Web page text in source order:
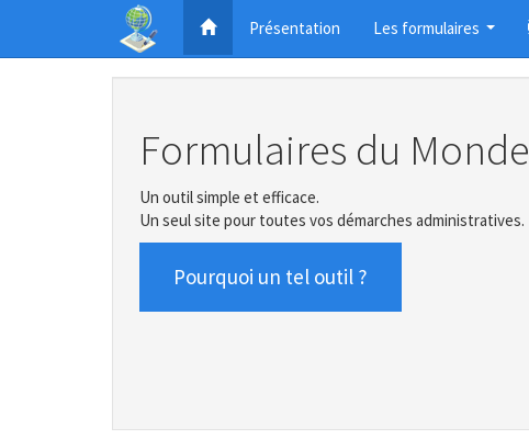
Présentation Les formulaires
Formulaires du Monde
Un outil simple et efficace.
Un seul site pour toutes vos démarches administratives.
Pourquoi un tel outil ?